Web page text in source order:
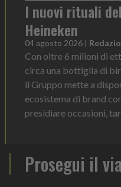
I nuovi rituali
Heineken
04 agosto 2026 |
Con oltre 6 milioni di
circa una bottiglia di
il Gruppo mette a
ecosistema di brand
presidiare occasioni,
Prosegui il